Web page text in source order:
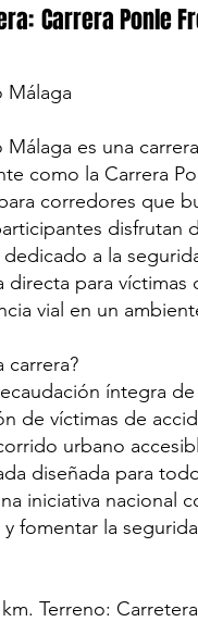
Carrera Ponle
Málaga
Málaga es una
como la Carrera
corredores que
disfrutan
a la
directa para
vial en un
carrera?
íntegra
de víctimas de
urbano
diseñada para
iniciativa nacional
y fomentar la
Terreno: